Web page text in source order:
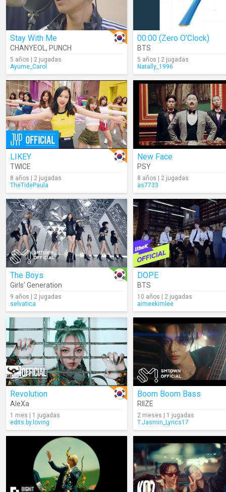
Stay With Me
CHANYEOL , PUNCH
5 años | 2 jugadas
Ayume_Carol
00:00 (Zero O’Clock)
BTS
5 años | 2 jugadas
Natally_1996
LIKEY
TWICE
8 años | 2 jugadas
TheTidePaula
New Face
PSY
8 años | 2 jugadas
as7733
The Boys
Girls' Generation
9 años | 2 jugadas
selvatica
DOPE
BTS
10 años | 2 jugadas
aimeekimlee
Revolution
AleXa
1 mes | 1 jugadas
edits.by.loving
Boom Boom Bass
RIIZE
2 meses | 1 jugadas
T.Jasmin_Lyrics17